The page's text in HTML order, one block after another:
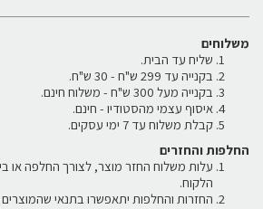
משלוחים
שליח עד הבית.
בקנייה עד 299 ש"ח - 30 ש"ח.
בקנייה מעל 300 ש"ח - משלוח חינם.
איסוף עצמי מהסטודיו - חינם.
קבלת משלוח עד 7 ימי עסקים.
החלפות והחזרים
עלות משלוח החזר מוצר, לצורך החלפה או
הלקוח.
החזרות והחלפות יתאפשרו בתנאי שהמוצרים